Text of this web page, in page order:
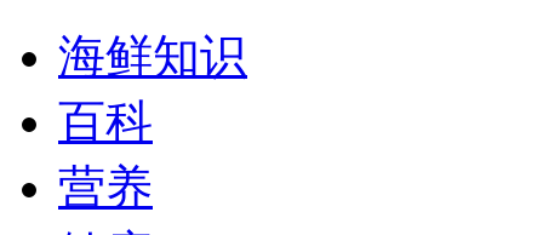
海鲜知识
百科
营养